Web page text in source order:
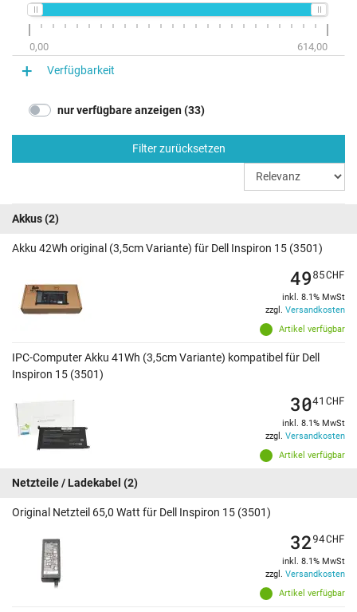
0,00 614,00
Verfügbarkeit
nur verfügbare anzeigen (33)
Filter zurücksetzen
Akkus(2)
Akku 42Wh original (3,5cm Variante) für Dell Inspiron 15 (3501)
Artikel verfügbar
4985CHF
inkl. 8.1% MwSt
zzgl. Versandkosten
IPC-Computer Akku 41Wh (3,5cm Variante) kompatibel für Dell
Inspiron 15 (3501)
Artikel verfügbar
3041 CHF
inkl. 8.1% MwSt
zzgl. Versandkosten
Netzteile / Ladekabel (2)
Original Netzteil 65,0 Watt für Dell Inspiron 15 (3501)
Artikel verfügbar
3294CHF
inkl. 8.1% MwSt
zzgl. Versandkosten